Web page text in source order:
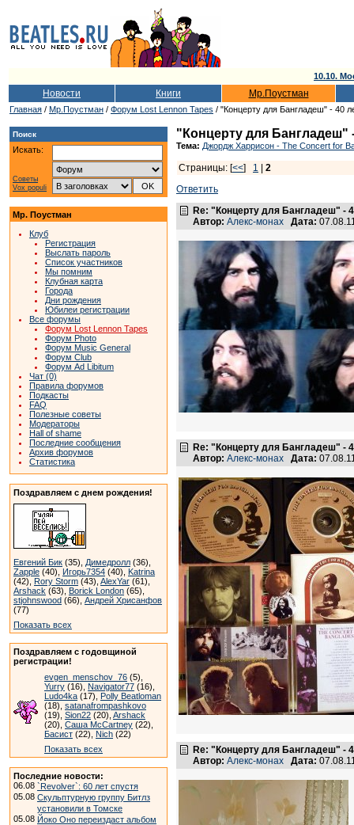
10.10.
Новости Книги Мр.Поустман
Главная / Мр.Поустман / Форум Lost Lennon Tapes / "Концерту для Бангладеш" - 40
Поиск
Искать:
Советы
Vox populi
Мр. Поустман
Клуб
Регистрация
Выслать пароль
Список участников
Мы помним
Клубная карта
Города
Дни рождения
Юбилеи регистрации
Все форумы
Форум Lost Lennon Tapes
Форум Photo
Форум Music General
Форум Club
Форум Ad Libitum
Чат (0)
Правила форумов
Подкасты
FAQ
Полезные советы
Модераторы
Hall of shame
Последние сообщения
Архив форумов
Статистика
Поздравляем с днем рождения!
Евгений Бик (35), Димедролл (36),
Zapple (40), Игорь7354 (40), Katrina
(42), Rory Storm (43), AlexYar (61),
Arshack (63), Borick London (65),
stjohnswood (66), Андрей Хрисанфов
(77)
Показать всех
Поздравляем с годовщиной
регистрации!
evgen_menschov_76 (5),
Yurry (16), Navigator77 (16),
Ludo4ka (17), Polly Beatloman
(18), satanafrompashkovo
(19), Sion22 (20), Arshack
(20), Саша McCartney (22),
Басист (22), Nich (22)
Показать всех
Последние новости:
06.08 `Revolver`: 60 лет спустя
05.08 Скульптурную группу Битлз
установили в Томске
05.08 Йоко Оно переиздаст альбом
"Концерту для Бангладеш"
Тема: Джордж Харрисон - The Concert for
Страницы: [<<] 1
2
Ответить
Re: "Концерту для Бангладеш" -
Автор: Алекс-монах Дата:
Re: "Концерту для Бангладеш" -
Автор: Алекс-монах Дата:
Re: "Концерту для Бангладеш" -
Автор: Алекс-монах Дата: